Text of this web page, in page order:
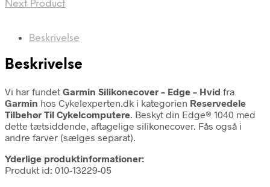
Next Product
Beskrivelse
Beskrivelse
Vi har fundet Garmin Silikonecover – Edge – Hvid fra
Garmin hos Cykelexperten.dk i kategorien Reservedele
Tilbehør Til Cykelcomputere. Beskyt din Edge® 1040 med
dette tætsiddende, aftagelige silikonecover. Fås også i
andre farver (sælges separat).
Yderlige produktinformationer:
Produkt id: 010-13229-05